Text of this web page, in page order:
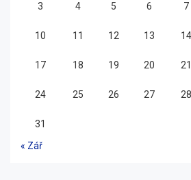
3 4 5 6 7
10 11 12 13 14
17 18 19 20 21
24 25 26 27 28
31
« Zář